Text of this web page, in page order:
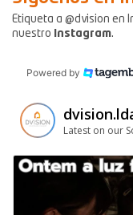
Etiqueta a @dvision en
nuestro
Instagram.